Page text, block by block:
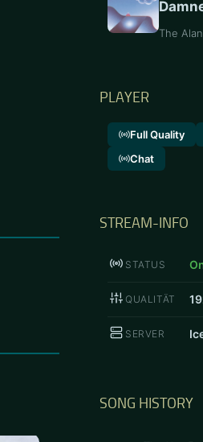
The
PLAYER
Full Quality
Chat
STREAM-INFO
STATUS
QUALITÄT
SERVER
SONG HISTORY